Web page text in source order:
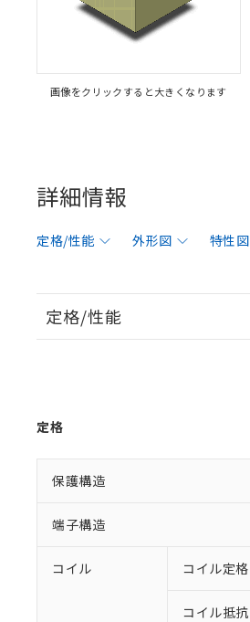
画像をクリックすると大きくなります
詳細情報
定格/性能 外形図 特性図
定格/性能
定格
保護構造
端子構造
コイル コイル定格
コイル抵抗